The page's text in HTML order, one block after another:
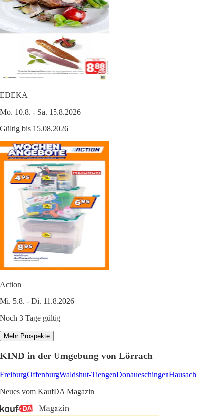
EDEKA
Mo. 10.8. - Sa. 15.8.2026
Gültig bis 15.08.2026
Action
Mi. 5.8. - Di. 11.8.2026
Noch 3 Tage gültig
Mehr Prospekte
KIND in der Umgebung von Lörrach
FreiburgOffenburgWaldshut-TiengenDonaueschingenHausach
Neues vom KaufDA Magazin